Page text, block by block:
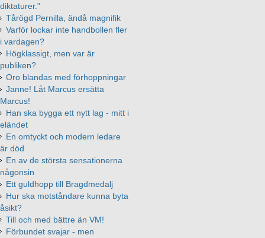
diktaturer.”
Tårögd Pernilla, ändå magnifik
Varför lockar inte handbollen fler
i vardagen?
Högklassigt, men var är
publiken?
Oro blandas med förhoppningar
Janne! Låt Marcus ersätta
Marcus!
Han ska bygga ett nytt lag - mitt i
eländet
En omtyckt och modern ledare
är död
En av de största sensationerna
någonsin
Ett guldhopp till Bragdmedalj
Hur ska motståndare kunna byta
åsikt?
Till och med bättre än VM!
Förbundet svajar - men